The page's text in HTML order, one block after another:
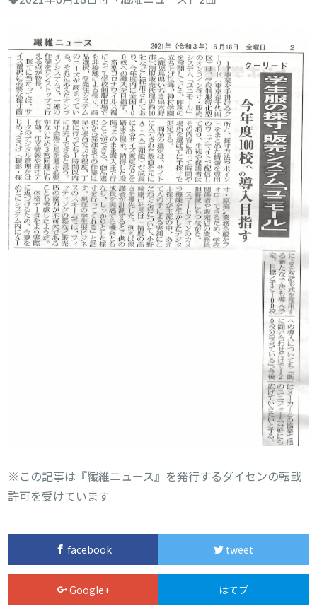
※この記事は『繊維ニュース』を発行するダイセンの転載
許可を受けています
facebook tweet
Google+ はてブ